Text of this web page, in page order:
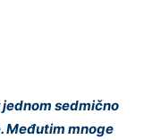
sedmično
Međutim mnoge